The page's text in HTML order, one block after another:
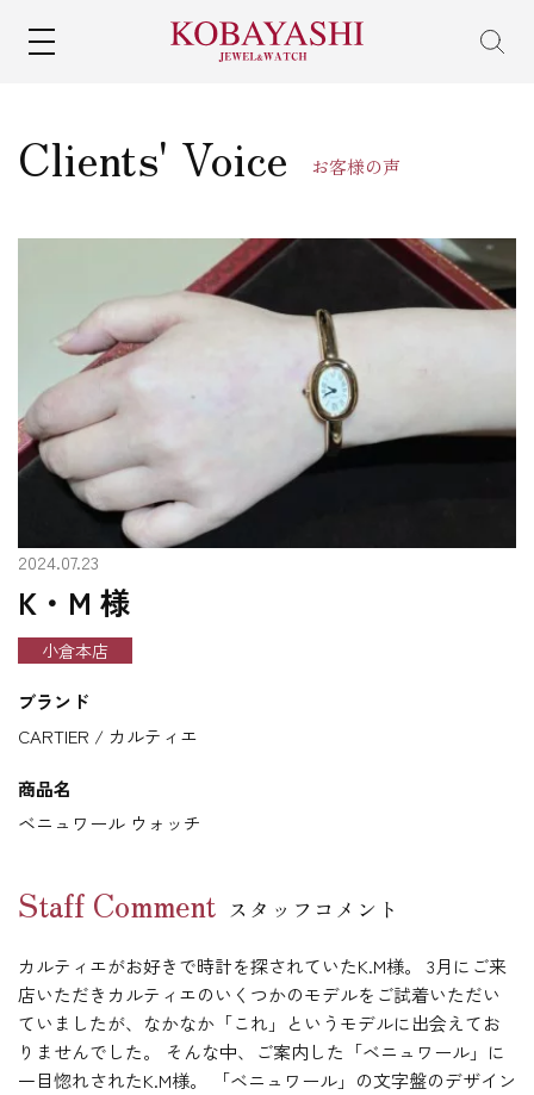
Clients' Voice お客様の声
2024.07.23
K・M 様
小倉本店
ブランド
CARTIER / カルティエ
商品名
ベニュワール ウォッチ
Staff Comment スタッフコメント
カルティエがお好きで時計を探されていたK.M様。 3月にご来
店いただきカルティエのいくつかのモデルをご試着いただい
ていましたが、なかなか「これ」というモデルに出会えてお
りませんでした。 そんな中、ご案内した「ベニュワール」に
一目惚れされたK.M様。 「ベニュワール」の文字盤のデザイン